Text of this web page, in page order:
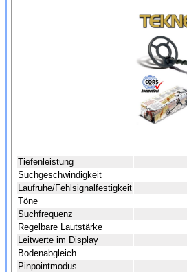
Tiefenleistung
Suchgeschwindigkeit
Laufruhe/Fehlsignalfestigkeit
Töne
Suchfrequenz
Regelbare Lautstärke
Leitwerte im Display
Bodenabgleich
Pinpointmodus